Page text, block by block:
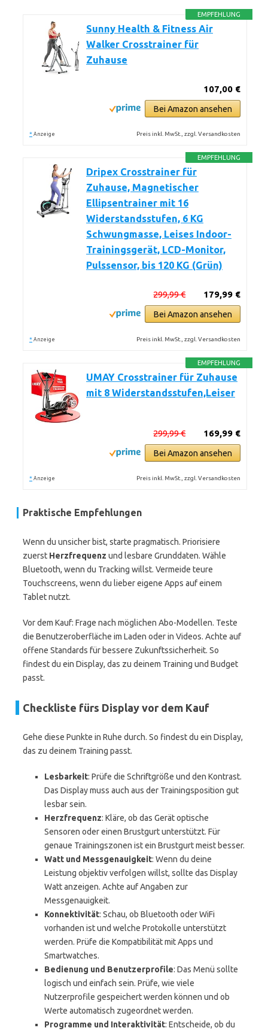
EMPFEHLUNG
Sunny Health & Fitness Air
Walker Crosstrainer für
Zuhause
107,00 €
Bei Amazon ansehen
* Anzeige Preis inkl. MwSt., zzgl. Versandkosten
EMPFEHLUNG
Dripex Crosstrainer für
Zuhause, Magnetischer
Ellipsentrainer mit 16
Widerstandsstufen, 6 KG
Schwungmasse, Leises Indoor-
Trainingsgerät, LCD-Monitor,
Pulssensor, bis 120 KG (Grün)
179,99 €
299,99 €
Bei Amazon ansehen
* Anzeige Preis inkl. MwSt., zzgl. Versandkosten
EMPFEHLUNG
UMAY Crosstrainer für Zuhause
mit 8 Widerstandsstufen,Leiser
169,99 €
299,99 €
Bei Amazon ansehen
* Anzeige Preis inkl. MwSt., zzgl. Versandkosten
Praktische Empfehlungen
Wenn du unsicher bist, starte pragmatisch. Priorisiere
zuerst Herzfrequenz und lesbare Grunddaten. Wähle
Bluetooth, wenn du Tracking willst. Vermeide teure
Touchscreens, wenn du lieber eigene Apps auf einem
Tablet nutzt.
Vor dem Kauf: Frage nach möglichen Abo-Modellen. Teste
die Benutzeroberfläche im Laden oder in Videos. Achte auf
offene Standards für bessere Zukunftssicherheit. So
findest du ein Display, das zu deinem Training und Budget
passt.
Checkliste fürs Display vor dem Kauf
Gehe diese Punkte in Ruhe durch. So findest du ein Display,
das zu deinem Training passt.
Lesbarkeit: Prüfe die Schriftgröße und den Kontrast.
Das Display muss auch aus der Trainingsposition gut
lesbar sein.
Herzfrequenz: Kläre, ob das Gerät optische
Sensoren oder einen Brustgurt unterstützt. Für
genaue Trainingszonen ist ein Brustgurt meist besser.
Watt und Messgenauigkeit: Wenn du deine
Leistung objektiv verfolgen willst, sollte das Display
Watt anzeigen. Achte auf Angaben zur
Messgenauigkeit.
Konnektivität: Schau, ob Bluetooth oder WiFi
vorhanden ist und welche Protokolle unterstützt
werden. Prüfe die Kompatibilität mit Apps und
Smartwatches.
Bedienung und Benutzerprofile: Das Menü sollte
logisch und einfach sein. Prüfe, wie viele
Nutzerprofile gespeichert werden können und ob
Werte automatisch zugeordnet werden.
Programme und Interaktivität: Entscheide, ob du